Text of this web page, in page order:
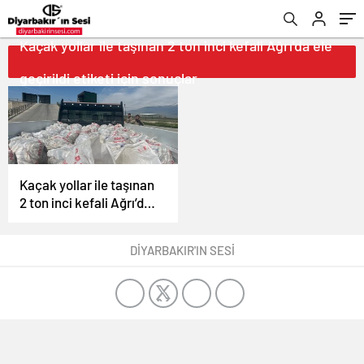
Kaçak yollar ile taşınan 2 ton inci kefali Ağrı'da ele
geçirildi etiketi için sonuçlar
Kaçak yollar ile taşınan
2 ton inci kefali Ağrı’da
DİYARBAKIR'IN SESİ